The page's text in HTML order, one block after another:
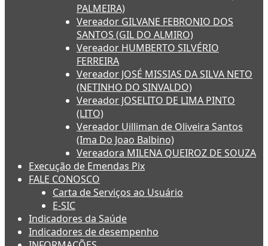
PALMEIRA)
Vereador GILVANE FEBRONIO DOS
SANTOS (GIL DO ALMIRO)
Vereador HUMBERTO SILVÉRIO
FERREIRA
Vereador JOSÉ MISSIAS DA SILVA NETO
(NETINHO DO SINVALDO)
Vereador JOSELITO DE LIMA PINTO
(LITO)
Vereador Uilliman de Oliveira Santos
(Ima Do Joao Balbino)
Vereadora MILENA QUEIROZ DE SOUZA
Execução de Emendas Pix
FALE CONOSCO
Carta de Serviços ao Usuário
E-SIC
Indicadores da Saúde
Indicadores de desempenho